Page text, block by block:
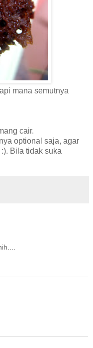
mana semutnya
cair.
optional saja, agar
Bila tidak suka